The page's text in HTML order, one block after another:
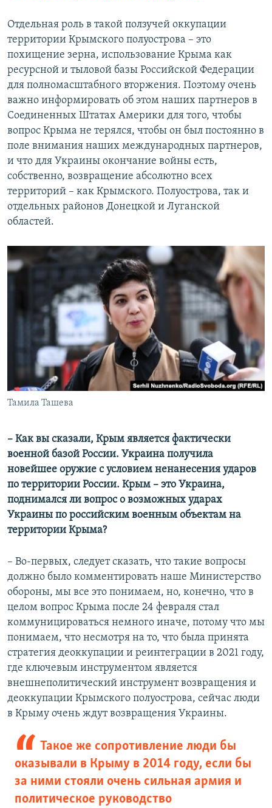
Отдельная роль в такой ползучей оккупации
территории Крымского полуострова – это
похищение зерна, использование Крыма как
ресурсной и тыловой базы Российской Федерации
для полномасштабного вторжения. Поэтому очень
важно информировать об этом наших партнеров в
Соединенных Штатах Америки для того, чтобы
вопрос Крыма не терялся, чтобы он был постоянно в
поле внимания наших международных партнеров,
и что для Украины окончание войны есть,
собственно, возвращение абсолютно всех
территорий – как Крымского. Полуострова, так и
отдельных районов Донецкой и Луганской
областей.
Тамила Ташева
– Как вы сказали, Крым является фактически
военной базой России. Украина получила
новейшее оружие с условием ненанесения ударов
по территории России. Крым – это Украина,
поднимался ли вопрос о возможных ударах
Украины по российским военным объектам на
территории Крыма?
– Во-первых, следует сказать, что такие вопросы
должно было комментировать наше Министерство
обороны, мы все это понимаем, но, конечно, что в
целом вопрос Крыма после 24 февраля стал
коммуницироваться немного иначе, потому что мы
понимаем, что несмотря на то, что была принята
стратегия деоккупации и реинтеграции в 2021 году,
где ключевым инструментом является
внешнеполитический инструмент возвращения и
деоккупации Крымского полуострова, сейчас люди
в Крыму очень ждут возвращения Украины.
Такое же сопротивление люди бы
оказывали в Крыму в 2014 году, если бы
за ними стояли очень сильная армия и
политическое руководство